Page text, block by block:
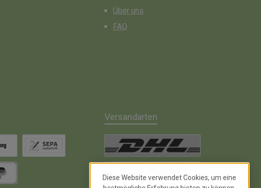
Über uns
FAQ
Lastschrift inkl. 2% Skonto
Versandarten
DHL Paket
Diese Website verwendet Cookies, um eine